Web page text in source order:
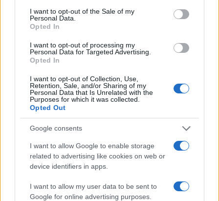
consent section.
I want to opt-out of the Sale of my
Personal Data.
Opted In
I want to opt-out of processing my
Personal Data for Targeted Advertising.
Opted In
I want to opt-out of Collection, Use,
Retention, Sale, and/or Sharing of my
Personal Data that Is Unrelated with the
Purposes for which it was collected.
Opted Out
Google consents
I want to allow Google to enable storage
related to advertising like cookies on web or
device identifiers in apps.
I want to allow my user data to be sent to
Google for online advertising purposes.
Continua a leggere
GAMING NEWS